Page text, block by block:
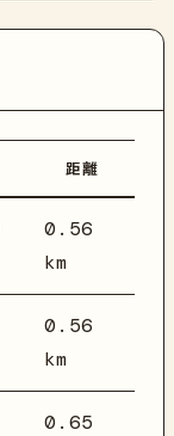
距離
0.56
km
0.56
km
0.65